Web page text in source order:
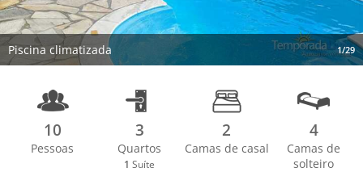
Piscina climatizada 1/29
10
Pessoas
3
Quartos
1 Suíte
2
Camas de casal
4
Camas de
solteiro